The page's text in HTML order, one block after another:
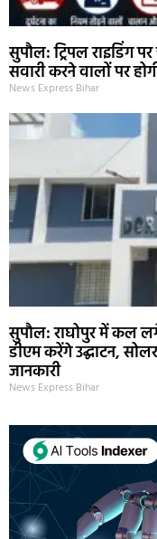
सुपौल: ट्रिपल राइडिंग
सवारी करने वालों पर
News Express Bihar
सुपौल: राघोपुर में कल
डीएम करेंगे उद्घाटन,
जानकारी
News Express Bihar